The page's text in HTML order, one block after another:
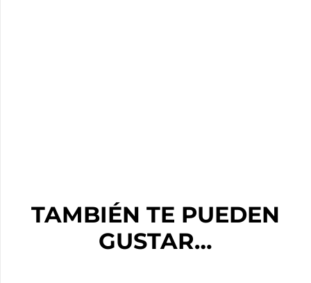
TAMBIÉN TE PUEDEN
GUSTAR…